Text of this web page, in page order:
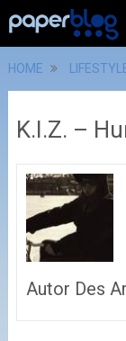
HOME
K.I.Z. –
Autor Des